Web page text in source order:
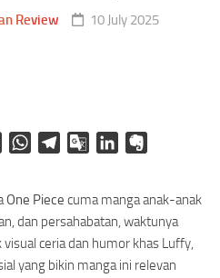
Review
10 July 2025
MessengerWhatsAppTelegramGoogleLinkedIn
One Piece cuma manga anak-anak
dan persahabatan, waktunya
ceria dan humor khas Luffy,
yang bikin manga ini relevan